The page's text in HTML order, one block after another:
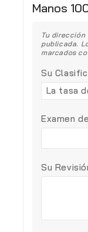
Manos
Tu
publicada.
marcados
Su
Examen
Su